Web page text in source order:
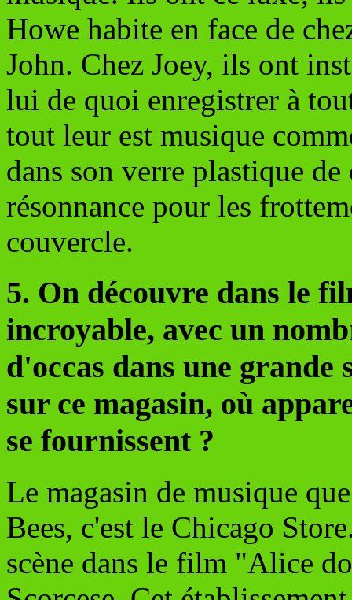
Howe habite en face de
John. Chez Joey, ils ont
lui de quoi enregistrer à
tout leur est musique
dans son verre plastique
résonnance pour les
couvercle.
5. On découvre dans le
incroyable, avec un
d'occas dans une grande
sur ce magasin, où
se fournissent ?
Le magasin de musique
Bees, c'est le Chicago
scène dans le film "Alice